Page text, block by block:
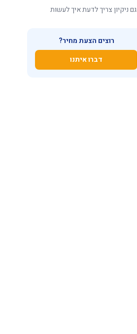
גם ניקיון צריך לדעת איך לעשות
רוצים הצעת מחיר?
דברו איתנו